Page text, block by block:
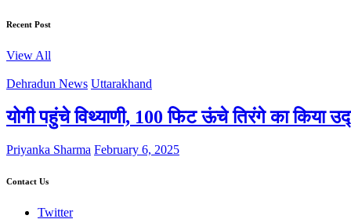
Recent Post
View All
Dehradun News Uttarakhand
योगी पहुंचे विथ्याणी, 100 फिट ऊंचे तिरंगे का किया
Priyanka Sharma February 6, 2025
Contact Us
Twitter